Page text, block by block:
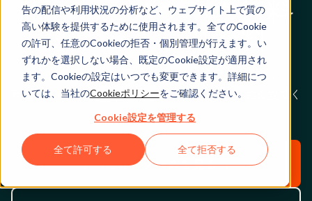
告の配信や利用状況の分析など、ウェブサイト上で質の
高い体験を提供するために使用されます。全てのCookie
の許可、任意のCookieの拒否・個別管理が行えます。い
ずれかを選択しない場合、既定のCookie設定が適用され
ます。Cookieの設定はいつでも変更できます。詳細につ
いては、当社のCookieポリシーをご確認ください。
Cookie設定を管理する
全て許可する 全て拒否する
HubSpotノウハウ無料
ダウンロード資料
HubSpotの無料のお役立ち資料や製品を活用して、
新規見込み客の創出、購買意欲醸成、顧客化にお役立てく
ださい。
すべてのリソースを見る ↓